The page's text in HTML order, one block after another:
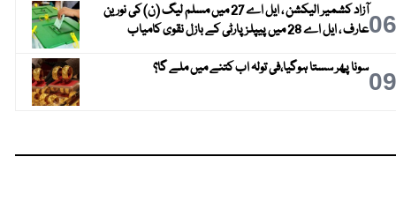
06
آزاد کشمیر الیکشن ، ایل اے 27 میں مسلم لیگ (ن) کی نورین
عارف ، ایل اے 28 میں پیپلز پارٹی کے بازل نقوی کامیاب
09سونا پھر سستا ہوگیا،فی تولہ اب کتنے میں ملے گا؟